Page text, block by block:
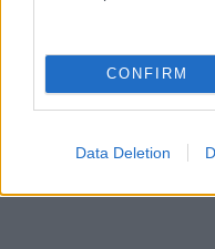
CONFIRM
Data Deletion
Ha körömlakkos
kaphattok egy kis